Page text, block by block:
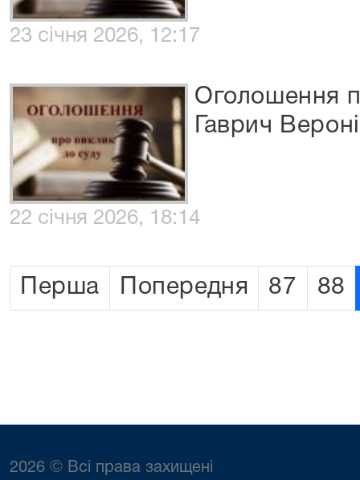
23 січня 2026, 12:17
Оголошення
Гаврич
22 січня 2026, 18:14
Перша Попередня 87 88
2026 © Всі права захищені